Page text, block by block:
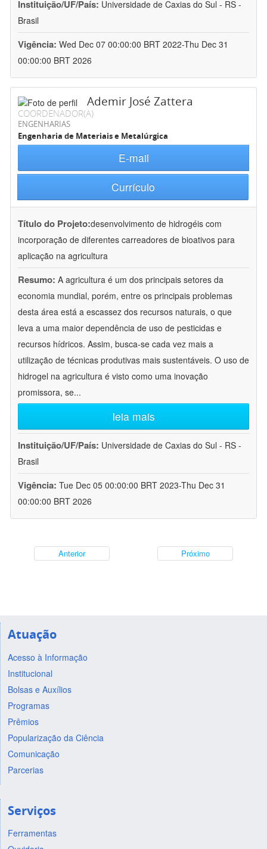
Instituição/UF/País: Universidade de Caxias do Sul - RS -
Brasil
Vigência: Wed Dec 07 00:00:00 BRT 2022-Thu Dec 31
00:00:00 BRT 2026
Ademir José Zattera
COORDENADOR(A)
ENGENHARIAS
Engenharia de Materiais e Metalúrgica
E-mail
Currículo
Título do Projeto:desenvolvimento de hidrogéis com
incorporação de diferentes carreadores de bioativos para
aplicação na agricultura
Resumo: A agricultura é um dos principais setores da
economia mundial, porém, entre os principais problemas
desta área está a escassez dos recursos naturais, o que
leva a uma maior dependência de uso de pesticidas e
recursos hídricos. Assim, busca-se cada vez mais a
utilização de técnicas produtivas mais sustentáveis. O uso de
hidrogel na agricultura é visto como uma inovação
promissora, se...
leia mais
Instituição/UF/País: Universidade de Caxias do Sul - RS -
Brasil
Vigência: Tue Dec 05 00:00:00 BRT 2023-Thu Dec 31
00:00:00 BRT 2026
Anterior Próximo
Atuação
Acesso à Informação
Institucional
Bolsas e Auxílios
Programas
Prêmios
Popularização da Ciência
Comunicação
Parcerias
Serviços
Ferramentas